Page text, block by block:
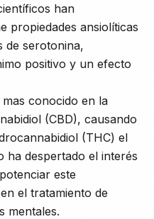
han
propiedades ansiolíticas
de serotonina,
positivo y un efecto
conocido en la
(CBD), causando
(THC) el
ha despertado el interés
este
el tratamiento de
mentales.